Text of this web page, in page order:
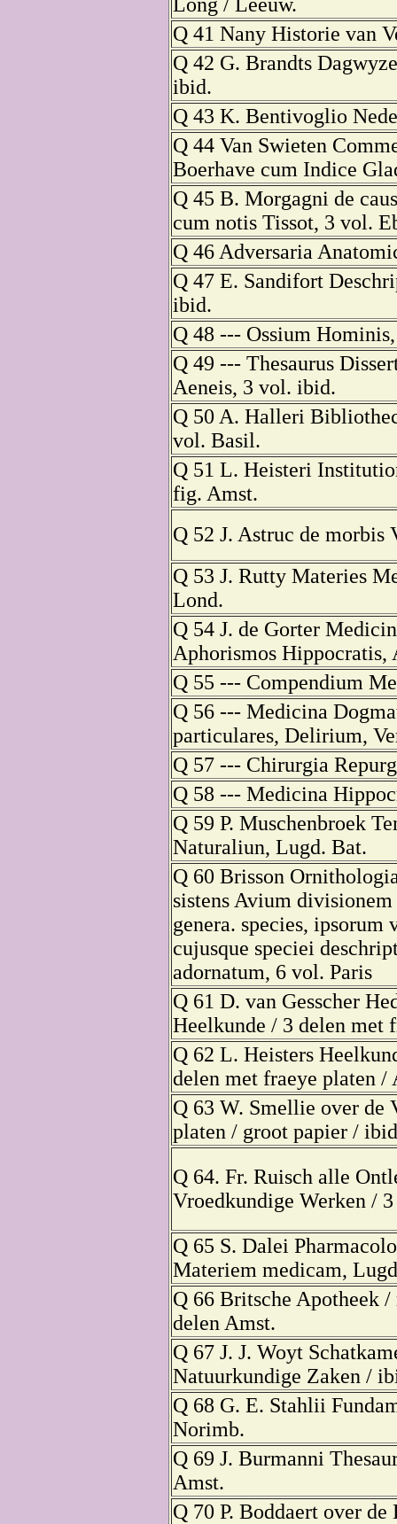
Q 41 Nany Historie van
Q 42 G. Brandts
ibid.
Q 43 K. Bentivoglio
Q 44 Van Swieten
Boerhave cum Indice
Q 45 B. Morgagni de
cum notis Tissot, 3 vol.
Q 46 Adversaria
Q 47 E. Sandifort
ibid.
Q 48 --- Ossium
Q 49 --- Thesaurus
Aeneis, 3 vol. ibid.
Q 50 A. Halleri
vol. Basil.
Q 51 L. Heisteri
fig. Amst.
Q 52 J. Astruc de morbis
Q 53 J. Rutty Materies
Lond.
Q 54 J. de Gorter
Aphorismos Hippocratis,
Q 55 --- Compendium
Q 56 --- Medicina
particulares, Delirium,
Q 57 --- Chirurgia
Q 58 --- Medicina
Q 59 P. Muschenbroek
Naturaliun, Lugd. Bat.
Q 60 Brisson
sistens Avium
genera. species, ipsorum
cujusque speciei
adornatum, 6 vol. Paris
Q 61 D. van Gesscher
Heelkunde / 3 delen met
Q 62 L. Heisters
delen met fraeye platen /
Q 63 W. Smellie over de
platen / groot papier /
Q 64. Fr. Ruisch alle
Vroedkundige Werken /
Q 65 S. Dalei
Materiem medicam,
Q 66 Britsche Apotheek
delen Amst.
Q 67 J. J. Woyt
Natuurkundige Zaken /
Q 68 G. E. Stahlii
Norimb.
Q 69 J. Burmanni
Amst.
Q 70 P. Boddaert over